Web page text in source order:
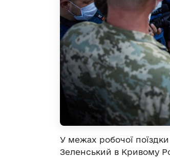
У межах робочої
Зеленський в Кривому